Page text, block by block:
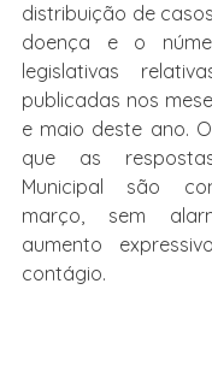
distribuição de
doença e o
legislativas
publicadas nos
e maio deste ano.
que as
Municipal são
março, sem
aumento
contágio.